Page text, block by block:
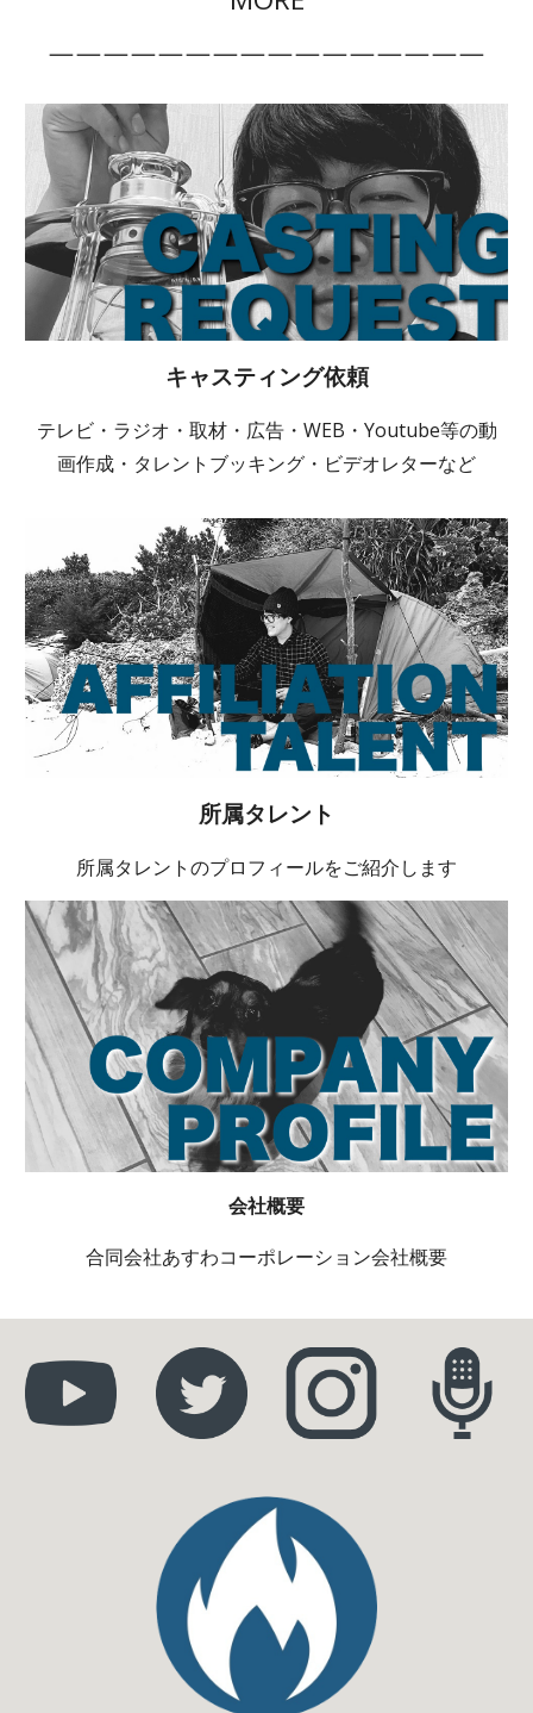
￣￣￣￣￣￣￣￣￣￣￣￣￣￣￣￣
キャスティング依頼
テレビ・ラジオ・取材・広告・WEB・Youtube等の動
画作成・タレントブッキング・ビデオレターなど
所属タレント
所属タレントのプロフィールをご紹介します
会社概要
合同会社あすわコーポレーション会社概要